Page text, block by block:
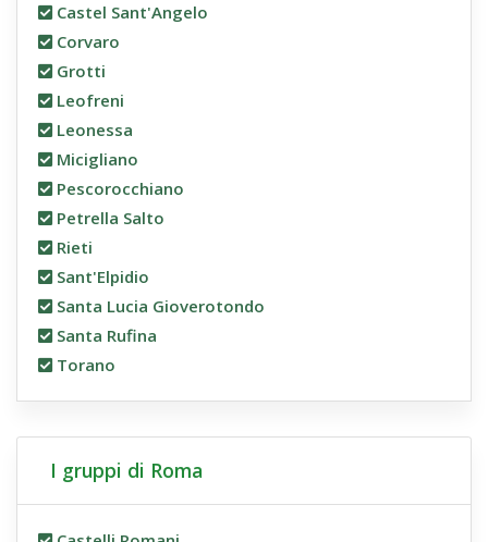
Castel Sant'Angelo
Corvaro
Grotti
Leofreni
Leonessa
Micigliano
Pescorocchiano
Petrella Salto
Rieti
Sant'Elpidio
Santa Lucia Gioverotondo
Santa Rufina
Torano
I gruppi di Roma